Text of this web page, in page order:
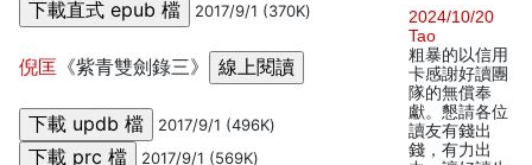
2017/9/1 (370K)
倪匡 《紫青雙劍錄三》
2017/9/1 (496K)
2017/9/1 (569K)
2024/10/20
Tao
粗暴的以信用
卡感謝好讀團
隊的無償奉
獻。懇請各位
讀友有錢出
錢，有力出